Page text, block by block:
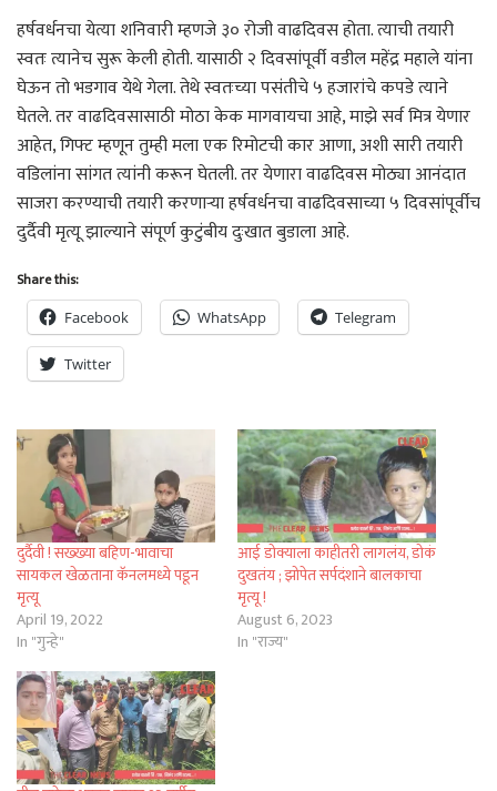
हर्षवर्धनचा येत्या शनिवारी म्हणजे ३० रोजी वाढदिवस होता. त्याची तयारी
स्वतः त्यानेच सुरू केली होती. यासाठी २ दिवसांपूर्वी वडील महेंद्र महाले यांना
घेऊन तो भडगाव येथे गेला. तेथे स्वतःच्या पसंतीचे ५ हजारांचे कपडे त्याने
घेतले. तर वाढदिवसासाठी मोठा केक मागवायचा आहे, माझे सर्व मित्र येणार
आहेत, गिफ्ट म्हणून तुम्ही मला एक रिमोटची कार आणा, अशी सारी तयारी
वडिलांना सांगत त्यांनी करून घेतली. तर येणारा वाढदिवस मोठ्या आनंदात
साजरा करण्याची तयारी करणाऱ्या हर्षवर्धनचा वाढदिवसाच्या ५ दिवसांपूर्वीच
दुर्दैवी मृत्यू झाल्याने संपूर्ण कुटुंबीय दुःखात बुडाला आहे.
Share this:
Facebook WhatsApp Telegram
Twitter
दुर्दैवी ! सख्ख्या बहिण-भावाचा
सायकल खेळताना कॅनलमध्ये पडून
मृत्यू
April 19, 2022
In "गुन्हे"
आई डोक्याला काहीतरी लागलंय, डोकं
दुखतंय ; झोपेत सर्पदंशाने बालकाचा
मृत्यू !
August 6, 2023
In "राज्य"